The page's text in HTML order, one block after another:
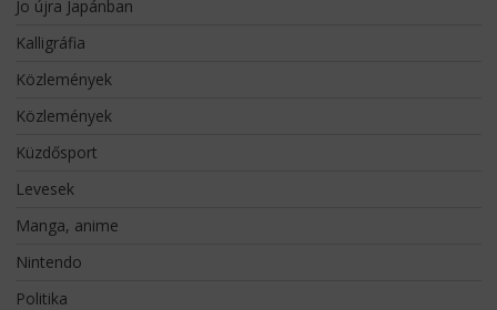
Jo újra Japánban
Kalligráfia
Közlemények
Közlemények
Küzdősport
Levesek
Manga, anime
Nintendo
Politika